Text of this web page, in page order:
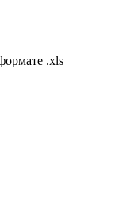
.xls